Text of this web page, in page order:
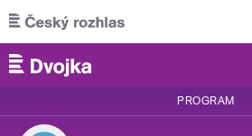
Přejít k hlavnímu obsahu
PROGRAM